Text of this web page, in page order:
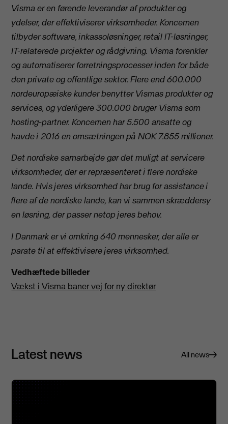
Visma er en førende leverandør af produkter og
ydelser, der effektiviserer virksomheder. Koncernen
tilbyder software, inkassoløsninger, retail IT-løsninger,
IT-relaterede projekter og rådgivning. Visma forenkler
og automatiserer forretningsprocesser inden for både
den private og offentlige sektor. Flere end 600.000
nordeuropæiske kunder benytter Vismas produkter og
services, og yderligere 300.000 bruger Visma som
hosting-partner. Koncernen har 5.500 ansatte og
havde i 2016 en omsætningen på NOK 7.855 millioner.
Det nordiske samarbejde gør det muligt at servicere
virksomheder, der er repræsenteret i flere nordiske
lande. Hvis jeres virksomhed har brug for assistance i
flere af de nordiske lande, kan vi sammen skræddersy
en løsning, der passer netop jeres behov.
I Danmark er vi omkring 640 mennesker, der alle er
parate til at effektivisere jeres virksomhed.
Vedhæftede billeder
Vækst i Visma baner vej for ny direktør
Latest news All news